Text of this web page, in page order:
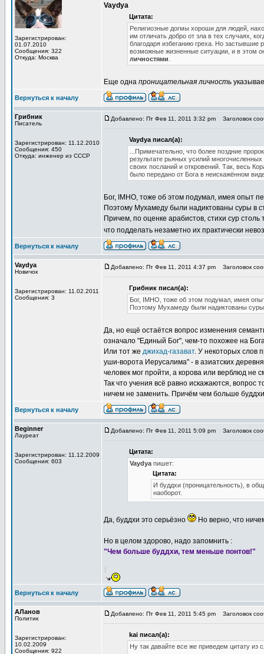
Зарегистрирован:
01.07.2010
Сообщения: 322
Откуда: Москва
Vaydya
Цитата:
Религиозные догмы хороши для людей,
им отличать добро от зла в тех случаях,
благодаря избеганию греха. Но застывшие
возможные жизненные ситуации, и в этом
личностями
Еще одна проницательная личность
Вернуться к началу
Грибник
Писатель
Зарегистрирован: 11.12.2010
Сообщения: 450
Откуда: инженер из СССР
Добавлено: Пт Фев 11, 2011 3:32 pm Заголовок
Vaydya писал(а):
...Примечательно, что более поздние
результате рьяных усилий
своих посланий и откровений. Так, весь
было передано от Бога в неискажённом
Бог, IMHO, тоже об этом подумал, имея опыт
Поэтому Мухамеду были надиктованы суры в
Причем, по оценке арабистов, стихи сур
что подделать незаметно их практически
Вернуться к началу
Vaydya
Новичок
Зарегистрирован: 11.02.2011
Сообщения: 3
Добавлено: Пт Фев 11, 2011 4:37 pm Заголовок
Грибник писал(а):
Бог, IMHO, тоже об этом подумал, имея
Поэтому Мухамеду были надиктованы
Да, но ещё остаётся вопрос изменения
означало "Единый Бог", чем-то похожее на
Или тот же джихад-газават. У некоторых слов
уши-ворота Иерусалима" - в азиатских
человек мог пройти, а корова или верблюд не
Так что учения всё равно искажаются, вопрос
ничем не заменить. Причём чем больше
Вернуться к началу
Beginner
Лауреат
Зарегистрирован: 11.12.2009
Сообщения: 603
Добавлено: Пт Фев 11, 2011 5:09 pm Заголовок
Цитата:
Vaydya пишет:
Цитата:
И буддхи (проницательность), в
наоборот.
Да, буддхи это серьёзно Но верно, что
Но в целом здорово, надо запомнить :
"Чем больше буддхи, тем меньше понтов!"
Вернуться к началу
АЛанов
Политик
Зарегистрирован:
10.02.2009
Сообщения: 922
Добавлено: Пт Фев 11, 2011 5:45 pm Заголовок
kai писал(а):
Ну так давайте все же приведем цитату из